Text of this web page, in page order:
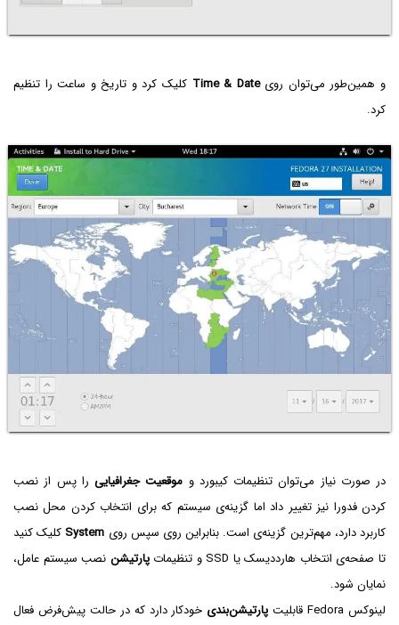
و همین‌طور می‌توان رویTime & Date کلیک کرد و تاریخ و ساعت را تنظیم
کرد.
در صورت نیاز می‌توان تنظیمات کیبورد و موقعیت جغرافیایی را پس از نصب
کردن فدورا نیز تغییر داد اما گزینه‌ی سیستم که برای انتخاب کردن محل نصب
کاربرد دارد، مهم‌ترین گزینه‌ی است. بنابراین روی سپس روی System کلیک کنید
تا صفحه‌ی انتخاب هارددیسک یا SSD و تنظیمات
پارتیشن نصب سیستم عامل،
نمایان شود.
لینوکس Fedora قابلیت
پارتیشن‌بندی خودکار دارد که در حالت پیش‌فرض فعال